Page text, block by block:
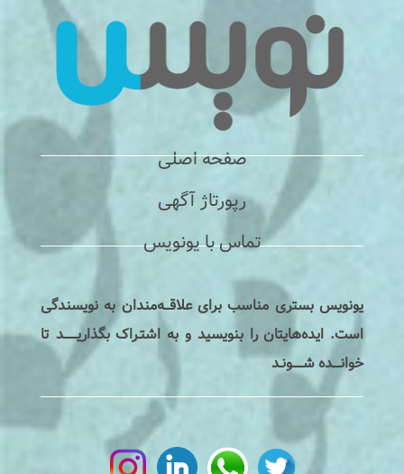
یونویس بستری مناسب برای علاقـــه‌مندان به نویسندگی
است. ایده‌هایتان را بنویسید و به اشتـراک بگذاریـــــــد تا
خوانــــده شــــــونـد
صفحه اصلی
رپورتاژ آگهی
تماس با یونویس